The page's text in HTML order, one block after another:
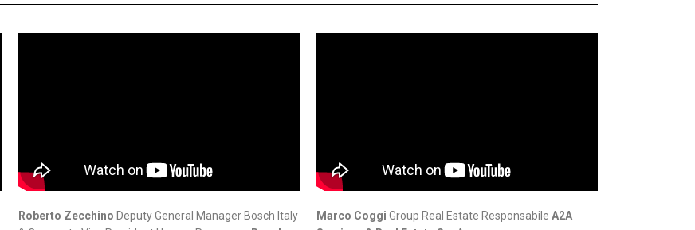
Roberto ZecchinoDeputy General Manager Bosch Italy
Marco Coggi Group Real Estate Responsabile A2A